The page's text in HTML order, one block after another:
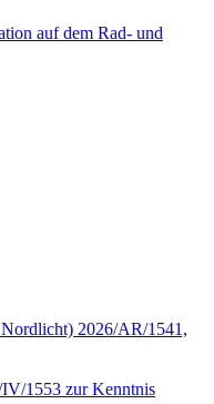
auf dem Rad- und
Nordlicht) 2026/AR/1541,
IV/1553 zur Kenntnis